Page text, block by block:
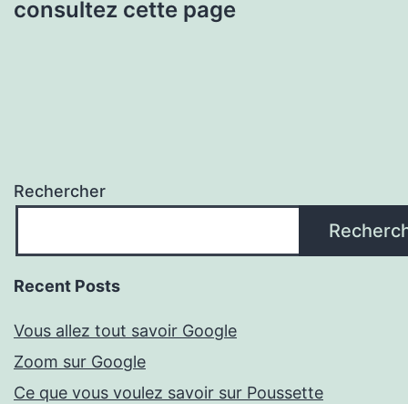
consultez cette page
Rechercher
Recent Posts
Vous allez tout savoir Google
Zoom sur Google
Ce que vous voulez savoir sur Poussette